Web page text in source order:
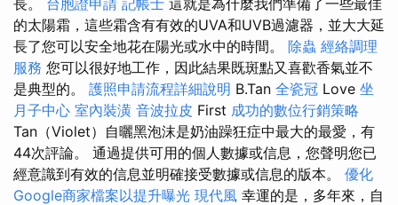
的太陽霜，這些霜含有有效的UVA和UVB過濾器，並大大延
長了您可以安全地花在陽光或水中的時間。 除蟲 經絡調理
服務 您可以很好地工作，因此結果既斑點又喜歡香氣並不
是典型的。 護照申請流程詳細說明 B.Tan 全瓷冠 Love 坐
月子中心 室內裝潢 音波拉皮 First 成功的數位行銷策略
Tan（Violet）自曬黑泡沫是奶油躁狂症中最大的最愛，有
44次評論。 通過提供可用的個人數據或信息，您聲明您已
經意識到有效的信息並明確接受數據或信息的版本。 優化
Google商家檔案以提升曝光 現代風 幸運的是，多年來，自